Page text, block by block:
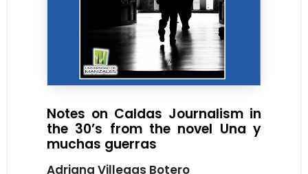
Notes on Caldas Journalism in
the 30’s from the novel Una y
muchas guerras
Adriana Villegas Botero